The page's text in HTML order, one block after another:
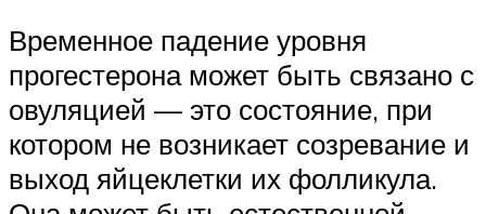
Временное падение уровня
прогестерона может быть связано с
овуляцией — это состояние, при
котором не возникает созревание и
выход яйцеклетки их фолликула.